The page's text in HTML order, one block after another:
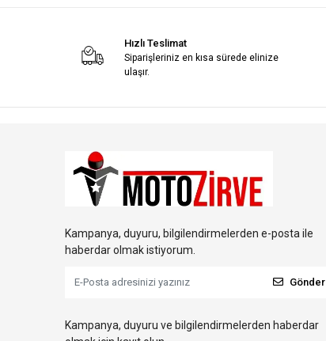
Hızlı Teslimat
Siparişleriniz en kısa sürede elinize
ulaşır.
Kampanya, duyuru, bilgilendirmelerden e-posta ile
haberdar olmak istiyorum.
Gönder
Kampanya, duyuru ve bilgilendirmelerden haberdar